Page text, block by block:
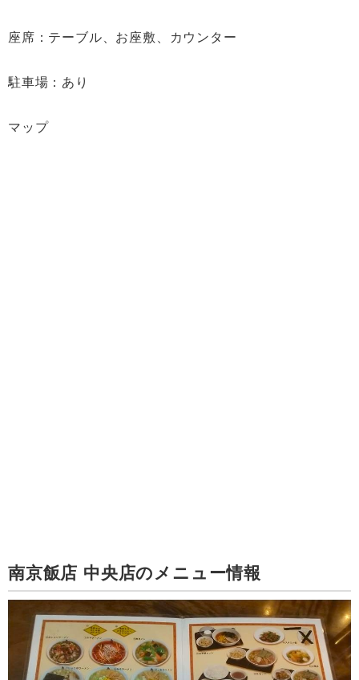
座席：テーブル、お座敷、カウンター
駐車場：あり
マップ
南京飯店 中央店のメニュー情報